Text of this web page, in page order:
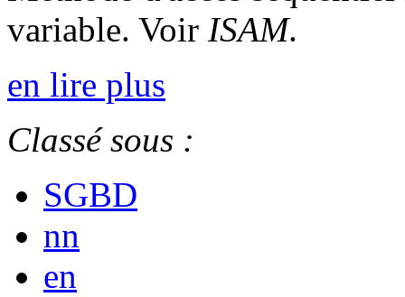
variable. Voir ISAM.
en lire plus
Classé sous :
SGBD
nn
en